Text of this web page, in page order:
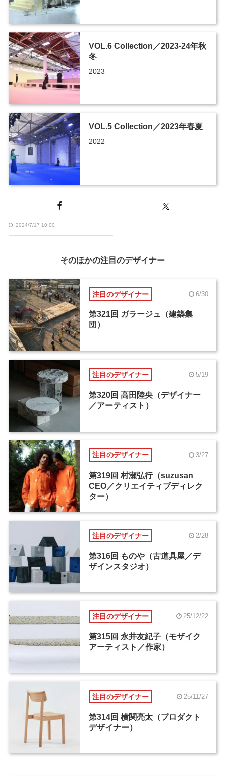
VOL.6 Collection／2023-24年秋
冬
2023
VOL.5 Collection／2023年春夏
2022
2024/7/17 10:00
そのほかの注目のデザイナー
注目のデザイナー 6/30
第321回 ガラージュ（建築集
団）
注目のデザイナー 5/19
第320回 高田陸央（デザイナー
／アーティスト）
注目のデザイナー 3/27
第319回 村瀬弘行（suzusan
CEO／クリエイティブディレク
ター）
注目のデザイナー 2/28
第316回 ものや（古道具屋／デ
ザインスタジオ）
注目のデザイナー 25/12/22
第315回 永井友紀子（モザイク
アーティスト／作家）
注目のデザイナー 25/11/27
第314回 横関亮太（プロダクト
デザイナー）